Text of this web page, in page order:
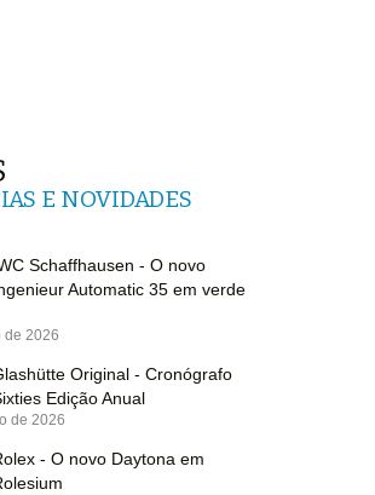
E NOVIDADES
Schaffhausen - O novo
Automatic 35 em verde
de 2026
Original - Cronógrafo
Edição Anual
de 2026
- O novo Daytona em